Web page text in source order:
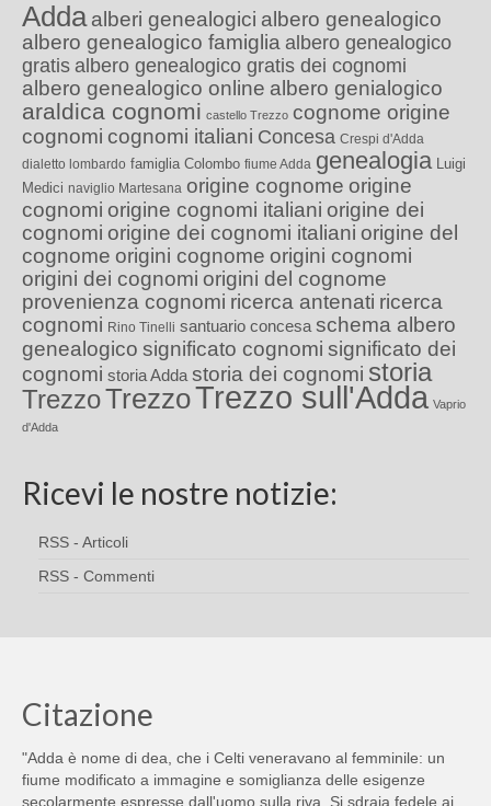
Adda alberi genealogici albero genealogico
albero genealogico famiglia albero genealogico
gratis albero genealogico gratis dei cognomi
albero genealogico online albero genialogico
araldica cognomi castello Trezzo cognome origine
cognomi cognomi italiani Concesa Crespi d'Adda
dialetto lombardo famiglia Colombo fiume Adda genealogia Luigi
Medici naviglio Martesana origine cognome origine
cognomi origine cognomi italiani origine dei
cognomi origine dei cognomi italiani origine del
cognome origini cognome origini cognomi
origini dei cognomi origini del cognome
provenienza cognomi ricerca antenati ricerca
cognomi Rino Tinelli santuario concesa schema albero
genealogico significato cognomi significato dei
cognomi storia Adda storia dei cognomi storia
TrezzoTrezzoTrezzo sull'Adda Vaprio
d'Adda
Ricevi le nostre notizie:
RSS - Articoli
RSS - Commenti
Citazione
"Adda è nome di dea, che i Celti veneravano al femminile: un
fiume modificato a immagine e somiglianza delle esigenze
secolarmente espresse dall'uomo sulla riva. Si sdraia fedele ai